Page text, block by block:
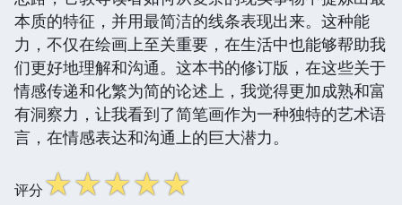
本质的特征，并用最简洁的线条表现出来。这种能
力，不仅在绘画上至关重要，在生活中也能够帮助我
们更好地理解和沟通。这本书的修订版，在这些关于
情感传递和化繁为简的论述上，我觉得更加成熟和富
有洞察力，让我看到了简笔画作为一种独特的艺术语
言，在情感表达和沟通上的巨大潜力。
评分☆☆☆☆☆